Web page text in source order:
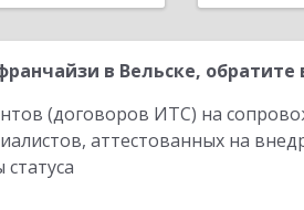
в Вельске, обратите
(договоров ИТС) на
аттестованных на